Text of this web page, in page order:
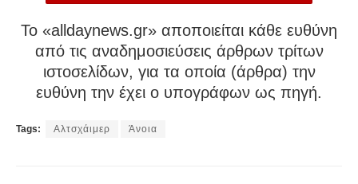
To «alldaynews.gr» αποποιείται κάθε ευθύνη
από τις αναδημοσιεύσεις άρθρων τρίτων
ιστοσελίδων, για τα οποία (άρθρα) την
ευθύνη την έχει ο υπογράφων ως πηγή.
Tags: Αλτσχάιμερ Άνοια